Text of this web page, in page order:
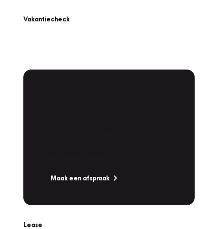
Vakantiecheck
Maak een afspraak
Lease